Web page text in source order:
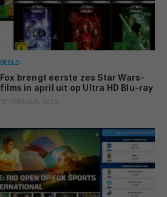
BEELD
Fox brengt eerste zes Star Wars-
films in april uit op Ultra HD Blu-ray
12 FEBRUARI 2020